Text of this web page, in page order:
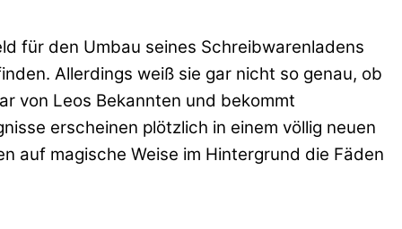
für den Umbau seines Schreibwarenladens
Allerdings weiß sie gar nicht so genau, ob
von Leos Bekannten und bekommt
erscheinen plötzlich in einem völlig neuen
auf magische Weise im Hintergrund die Fäden